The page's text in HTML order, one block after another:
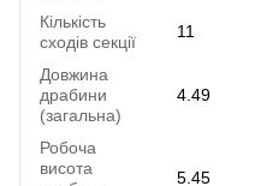
Кількість
сходів секції
11
Довжина
драбини
(загальна)
4.49
Робоча
висота
5.45